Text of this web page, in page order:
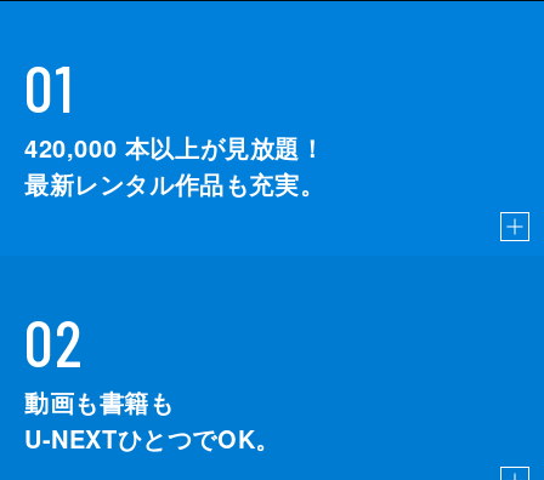
01
420,000 本以上が見放題！
最新レンタル作品も充実。
02
動画も書籍も
U-NEXTひとつでOK。